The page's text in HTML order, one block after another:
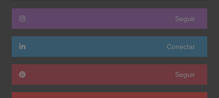
Seguir
Conectar
Seguir